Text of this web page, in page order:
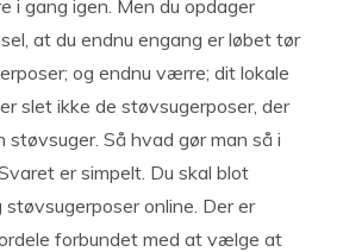
i gang igen. Men du opdager
at du endnu engang er løbet tør
og endnu værre; dit lokale
slet ikke de støvsugerposer, der
støvsuger. Så hvad gør man så i
er simpelt. Du skal blot
online. Der er
forbundet med at vælge at